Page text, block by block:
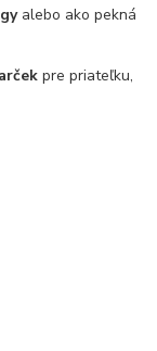
alebo ako pekná
pre priateľku,